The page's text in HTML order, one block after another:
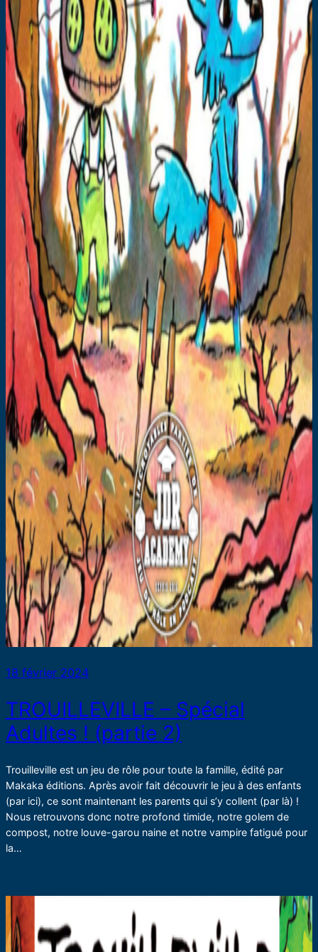
18 février 2024
TROUILLEVILLE – Spécial
Adultes ! (partie 2)
Trouilleville est un jeu de rôle pour toute la famille, édité par
Makaka éditions. Après avoir fait découvrir le jeu à des enfants
(par ici), ce sont maintenant les parents qui s’y collent (par là) !
Nous retrouvons donc notre profond timide, notre golem de
compost, notre louve-garou naine et notre vampire fatigué pour
la…